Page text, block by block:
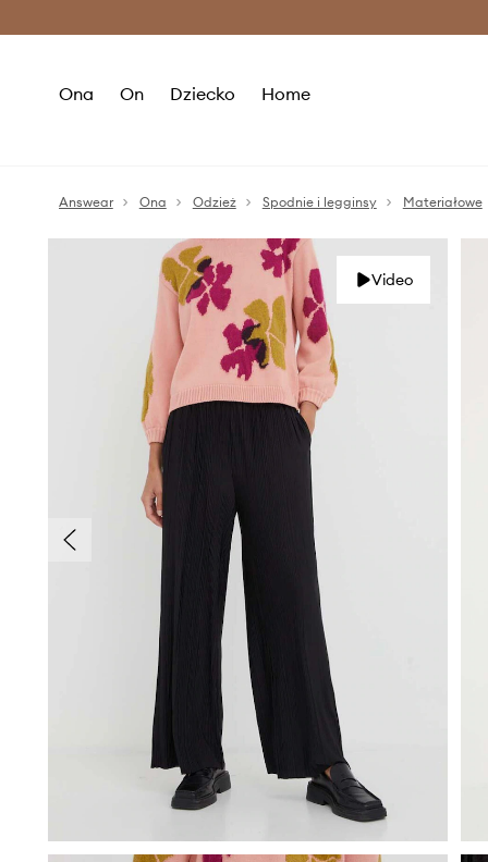
Ona On Dziecko Home
Answear Ona Odzież Spodnie i legginsy Materiałowe
Video